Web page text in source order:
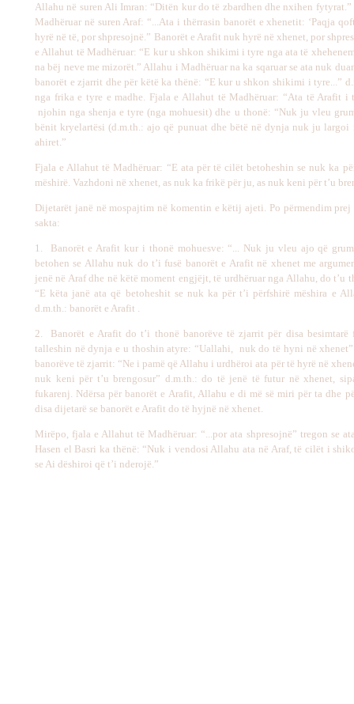
Allahu në suren Ali Imran: “Ditën kur do të zbardhen dhe nxihen
Madhëruar në suren Araf: “...Ata i thërrasin banorët e xhenetit: ‘Paqja
hyrë në të, por shpresojnë.” Banorët e Arafit nuk hyrë në xhenet, por
e Allahut të Madhëruar: “E kur u shkon shikimi i tyre nga ata të
na bëj neve me mizorët.” Allahu i Madhëruar na ka sqaruar se ata nuk
banorët e zjarrit dhe për këtë ka thënë: “E kur u shkon shikimi i tyre...”
nga frika e tyre e madhe. Fjala e Allahut të Madhëruar: “Ata të Arafit i
njohin nga shenja e tyre (nga mohuesit) dhe u thonë: “Nuk ju vleu
bënit kryelartësi (d.m.th.: ajo që punuat dhe bëtë në dynja nuk ju
ahiret.”
Fjala e Allahut të Madhëruar: “E ata për të cilët betoheshin se nuk ka
mëshirë. Vazhdoni në xhenet, as nuk ka frikë për ju, as nuk keni për t’u
Dijetarët janë në mospajtim në komentin e këtij ajeti. Po përmendim
sakta:
1.
Banorët e Arafit kur i thonë mohuesve: “... Nuk ju vleu ajo që
betohen se Allahu nuk do t’i fusë banorët e Arafit në xhenet me
jenë në Araf dhe në këtë moment engjëjt, të urdhëruar nga Allahu, do t’u
“E këta janë ata që betoheshit se nuk ka për t’i përfshirë mëshira e
d.m.th.: banorët e Arafit .
2.
Banorët e Arafit do t’i thonë banorëve të zjarrit për disa
talleshin në dynja e u thoshin atyre: “Uallahi, nuk do të hyni në
banorëve të zjarrit: “Ne i pamë që Allahu i urdhëroi ata për të hyrë në
nuk keni për t’u brengosur” d.m.th.: do të jenë të futur në xhenet,
fukarenj. Ndërsa për banorët e Arafit, Allahu e di më së miri për ta dhe
disa dijetarë se banorët e Arafit do të hyjnë në xhenet.
Mirëpo, fjala e Allahut të Madhëruar: “...por ata shpresojnë” tregon se
Hasen el Basri ka thënë: “Nuk i vendosi Allahu ata në Araf, të cilët i
se Ai dëshiroi që t’i nderojë.”